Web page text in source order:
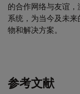
的合作网络与友谊
系统，为当今及未
物和解决方案。
参考文献